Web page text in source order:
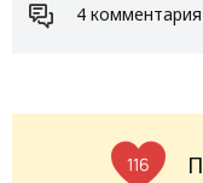
4 комментария
116